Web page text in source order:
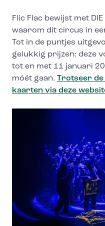
Flic Flac bewijst met
waarom dit circus in
Tot in de puntjes
gelukkig prijzen: deze
tot en met 11 januari
móét gaan. Trotseer de
kaarten via deze